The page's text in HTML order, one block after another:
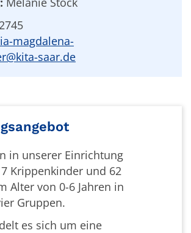
magdalena-
saar.de
in unserer Einrichtung
Krippenkinder und 62
Alter von 0-6 Jahren in
Gruppen.
es sich um eine